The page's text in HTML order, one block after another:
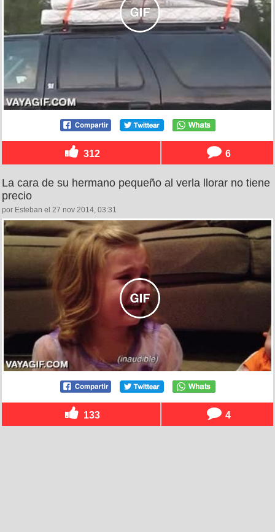
312 6
La cara de su hermano pequeño al verla llorar no tiene
precio
por Esteban el 27 nov 2014, 03:31
133 4